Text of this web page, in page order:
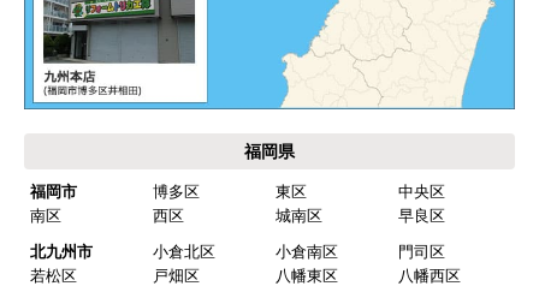
akagenoane
欲しい商品をスムーズに注文できましたか？
予定の期日までに商品が届きましたか？
福岡県
福岡市 博多区 東区
中央区
南区
西区 城南区
早良区
北九州市
小倉北区 小倉南区
門司区
若松区
戸畑区 八幡東区
八幡西区